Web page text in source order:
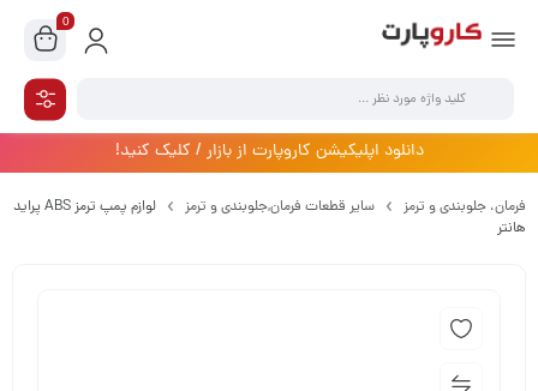
0
دانلود اپلیکیشن کاروپارت از بازار / کلیک کنید!
فرمان،‌ جلوبندی و ترمز سایر قطعات فرمان,جلوبندی و ترمز
لوازم پمپ ترمز ABS پراید
هانتر